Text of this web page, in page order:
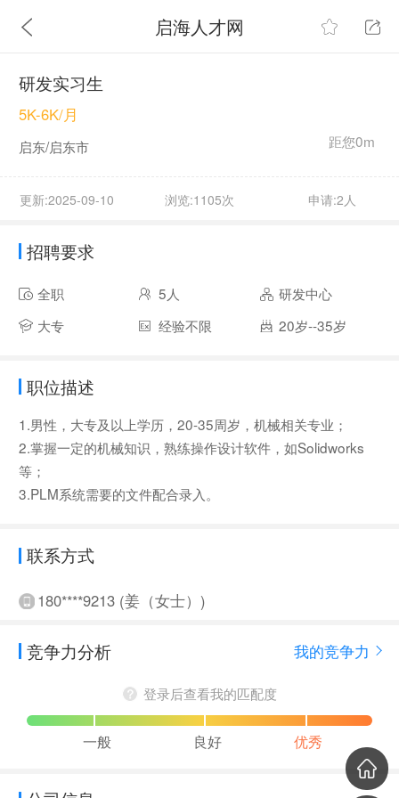
启海人才网
研发实习生
距您0m
5K-6K/月
启东/启东市
更新:2025-09-10 浏览:1105次 申请:2人
招聘要求
全职 5人
研发中心
大专
经验不限 20岁--35岁
职位描述
1.男性，大专及以上学历，20-35周岁，机械相关专业；
2.掌握一定的机械知识，熟练操作设计软件，如Solidworks
等；
3.PLM系统需要的文件配合录入。
联系方式
180****9213 (姜（女士）)
竞争力分析 我的竞争力
登录后查看我的匹配度
一般 良好 优秀